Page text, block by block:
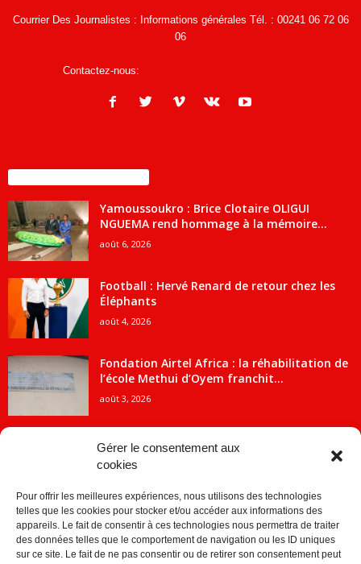
Gérer le consentement aux
cookies
Pour offrir les meilleures expériences, nous utilisons des technologies
telles que les cookies pour stocker et/ou accéder aux informations des
appareils. Le fait de consentir à ces technologies nous permettra de traiter
des données telles que le comportement de navigation ou les ID uniques
sur ce site. Le fait de ne pas consentir ou de retirer son consentement peut
Courrier Des Journalistes : Informations générales Tél. : 00241 06 72 06
06
Contactez-nous:
Yamoussoukro : Brice Clotaire OLIGUI
NGUEMA rend hommage à la mémoire...
août 6, 2026
Football : Hervé Renard de retour chez les
Éléphants
août 4, 2026
Fondation Airtel Africa : la réhabilitation de
l’école Methui d’Oyem franchit...
août 3, 2026
ACTUALITES
Economie 2091
1840